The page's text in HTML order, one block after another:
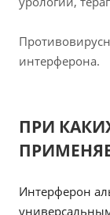
интерферона.
ПРИ
Интерферон